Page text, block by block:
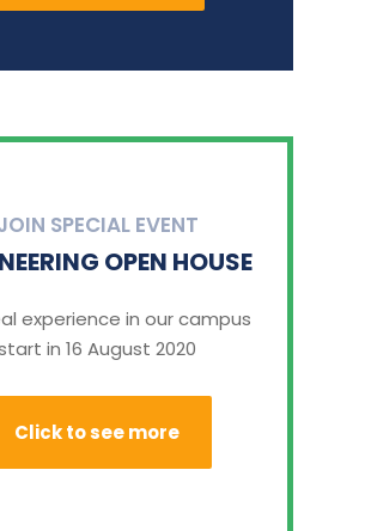
SPECIAL EVENT
OPEN HOUSE
experience in our campus
in 16 August 2020
Click to see more